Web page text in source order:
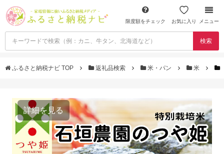
限度額をチェック お気に入り メニュー
検索
ふるさと納税ナビ TOP 返礼品検索 米・パン 米
詳細を見る